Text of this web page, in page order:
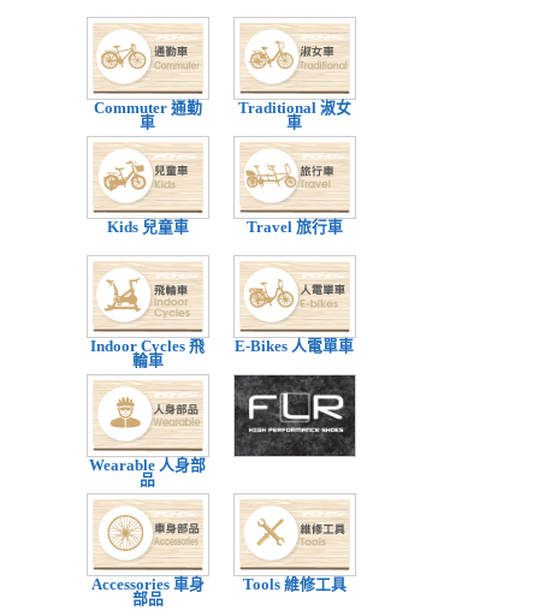
Commuter 通勤
車
Traditional 淑女
車
Kids 兒童車 Travel 旅行車
Indoor Cycles 飛
輪車
E-Bikes 人電單車
Wearable 人身部
品
Accessories 車身
部品
Tools 維修工具